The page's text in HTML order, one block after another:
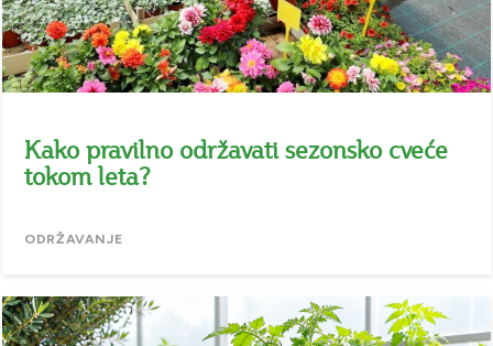
Kako pravilno održavati sezonsko cveće
tokom leta?
ODRŽAVANJE